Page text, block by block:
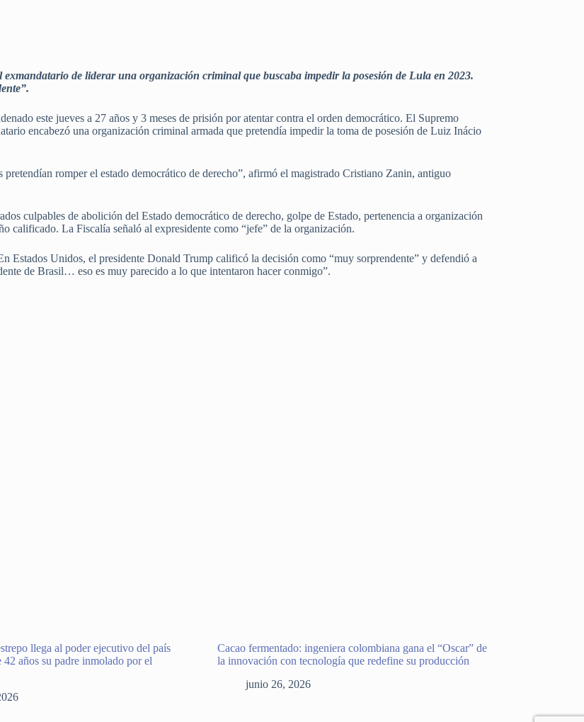
de liderar una organización criminal que buscaba impedir la posesión de Lula en 2023.
este jueves a 27 años y 3 meses de prisión por atentar contra el orden democrático. El Supremo
encabezó una organización criminal armada que pretendía impedir la toma de posesión de Luiz Inácio
pretendían romper el estado democrático de derecho”, afirmó el magistrado Cristiano Zanin, antiguo
culpables de abolición del Estado democrático de derecho, golpe de Estado, pertenencia a organización
calificado. La Fiscalía señaló al expresidente como “jefe” de la organización.
Estados Unidos, el presidente Donald Trump calificó la decisión como “muy sorprendente” y defendió a
de Brasil… eso es muy parecido a lo que intentaron hacer conmigo”.
llega al poder ejecutivo del país
42 años su padre inmolado por el
Cacao fermentado: ingeniera colombiana gana el “Oscar” de
la innovación con tecnología que redefine su producción
junio 26, 2026